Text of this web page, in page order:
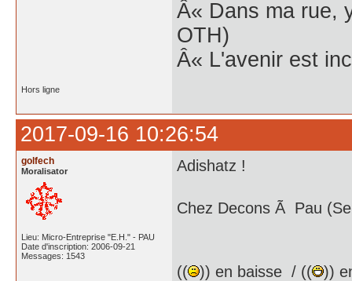
Â« Dans ma rue,
OTH)
Â« L'avenir est
Hors ligne
2017-09-16 10:26:54
golfech
Moralisator
Lieu: Micro-Entreprise "E.H." - PAU
Date d'inscription: 2006-09-21
Messages: 1543
Adishatz !
Chez Decons Ã Pau
(( )) en baisse / (( ))